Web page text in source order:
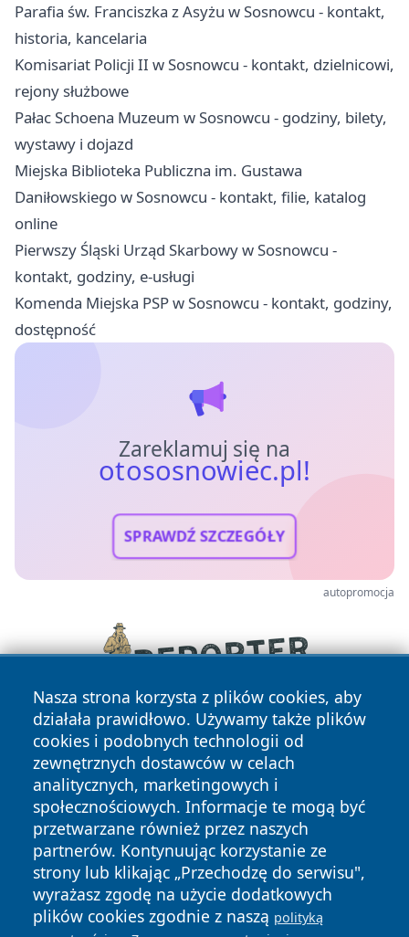
Parafia św. Franciszka z Asyżu w Sosnowcu - kontakt,
historia, kancelaria
Komisariat Policji II w Sosnowcu - kontakt, dzielnicowi,
rejony służbowe
Pałac Schoena Muzeum w Sosnowcu - godziny, bilety,
wystawy i dojazd
Miejska Biblioteka Publiczna im. Gustawa
Daniłowskiego w Sosnowcu - kontakt, filie, katalog
online
Pierwszy Śląski Urząd Skarbowy w Sosnowcu -
kontakt, godziny, e-usługi
Komenda Miejska PSP w Sosnowcu - kontakt, godziny,
dostępność
Zareklamuj się na
otososnowiec.pl!
SPRAWDŹ SZCZEGÓŁY
autopromocja
Nasza strona korzysta z plików cookies, aby
działała prawidłowo. Używamy także plików
cookies i podobnych technologii od
zewnętrznych dostawców w celach
analitycznych, marketingowych i
społecznościowych. Informacje te mogą być
przetwarzane również przez naszych
partnerów. Kontynuując korzystanie ze
strony lub klikając „Przechodzę do serwisu",
wyrażasz zgodę na użycie dodatkowych
plików cookies zgodnie z naszą polityką
Copyright © 2026 otososnowiec.pl Wszystkie prawa
zastrzeżone.
Polityka